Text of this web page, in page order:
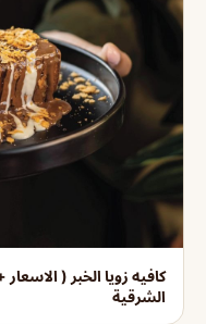
كافيه زويا الخبر (
الشرقية